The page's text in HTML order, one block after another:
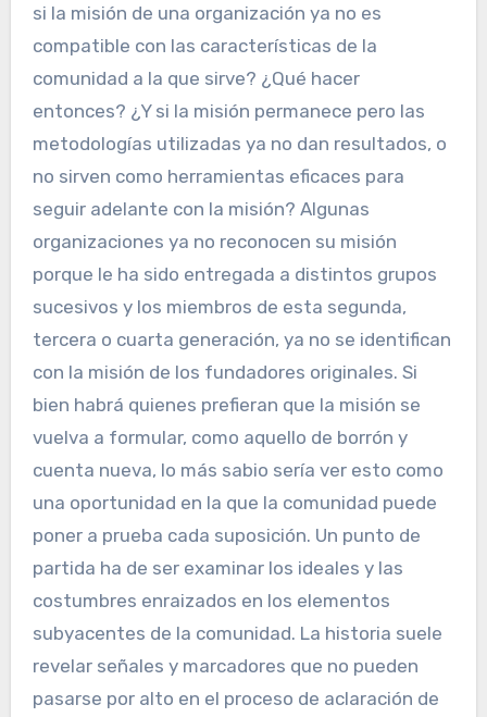
si la misión de una organización ya no es
compatible con las características de la
comunidad a la que sirve? ¿Qué hacer
entonces? ¿Y si la misión permanece pero las
metodologías utilizadas ya no dan resultados, o
no sirven como herramientas eficaces para
seguir adelante con la misión? Algunas
organizaciones ya no reconocen su misión
porque le ha sido entregada a distintos grupos
sucesivos y los miembros de esta segunda,
tercera o cuarta generación, ya no se identifican
con la misión de los fundadores originales. Si
bien habrá quienes prefieran que la misión se
vuelva a formular, como aquello de borrón y
cuenta nueva, lo más sabio sería ver esto como
una oportunidad en la que la comunidad puede
poner a prueba cada suposición. Un punto de
partida ha de ser examinar los ideales y las
costumbres enraizados en los elementos
subyacentes de la comunidad. La historia suele
revelar señales y marcadores que no pueden
pasarse por alto en el proceso de aclaración de